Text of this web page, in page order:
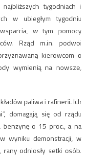
tygodniach i
w ubiegłym tygodniu
w tym pomocy
Rząd m.in. podwoi
kierowcom o
wymienią na nowsze,
paliwa i rafinerii. Ich
domagają się od rządu
benzynę o 15 proc., a na
wyniku demonstracji, w
odniosły setki osób.